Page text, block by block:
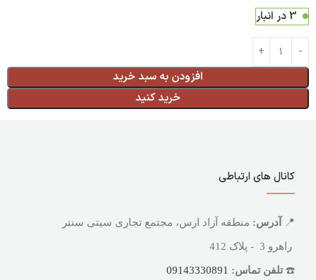
3 در انبار
افزودن به سبد خرید
خرید کنید
کانال های ارتباطی
📍 آدرس: منطقه آزاد ارس، مجتمع تجاری سیتی سنتر
راهرو 3 - پلاک 412
☎️تلفن تماس: 09143330891